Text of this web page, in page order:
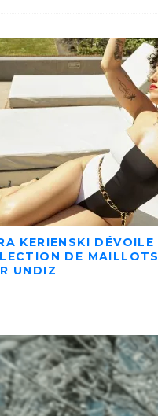
KERIENSKI DÉVOILE
DE
UNDIZ